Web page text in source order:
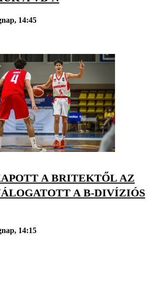
14:45
A BRITEKTŐL AZ
A B-DIVÍZIÓS
14:15